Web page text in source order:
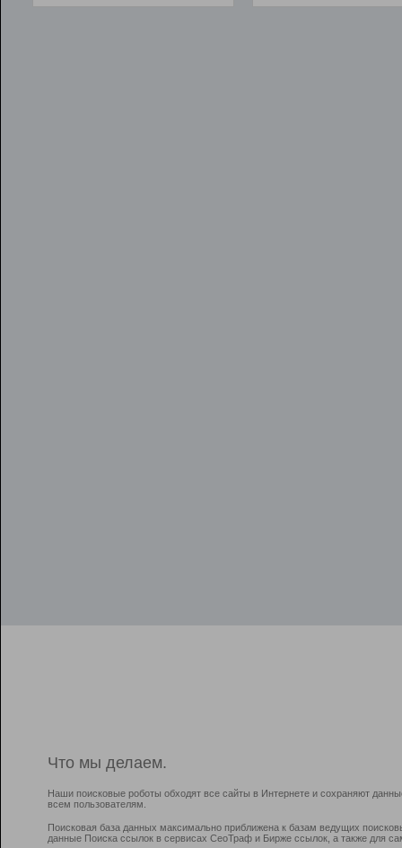
Что мы делаем.
Наши поисковые роботы обходят все сайты в Интернете и сохраняют
всем пользователям.
Поисковая база данных максимально приближена к базам ведущих
данные Поиска ссылок в сервисах СеоТраф и Бирже ссылок, а также для